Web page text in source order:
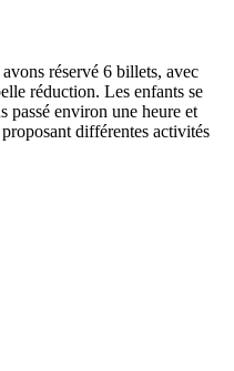
réservé 6 billets, avec
réduction. Les enfants se
passé environ une heure et
différentes activités